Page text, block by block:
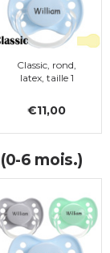
Classic, rond,
latex, taille 1
€11,00
6 mois.)